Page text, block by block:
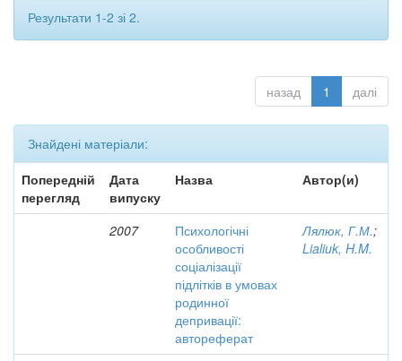
Результати 1-2 зі 2.
назад 1 далі
Знайдені матеріали:
Попередній
перегляд
Дата
випуску
Назва Автор(и)
2007
Психологічні
особливості
соціалізації
підлітків в умовах
родинної
депривації:
автореферат
Лялюк, Г.М.;
Lialiuk, H.M.